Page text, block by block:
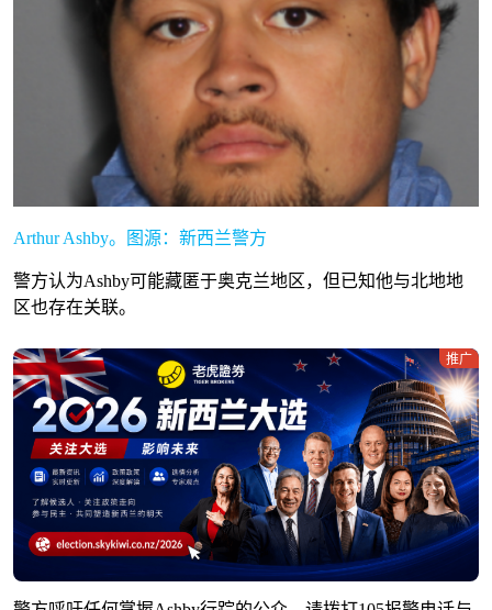
Arthur Ashby。图源：新西兰警方
警方认为Ashby可能藏匿于奥克兰地区，但已知他与北地地
区也存在关联。
推广